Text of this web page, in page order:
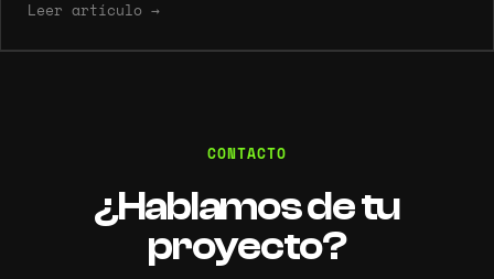
Leer artículo →
CONTACTO
¿Hablamos de tu
proyecto?